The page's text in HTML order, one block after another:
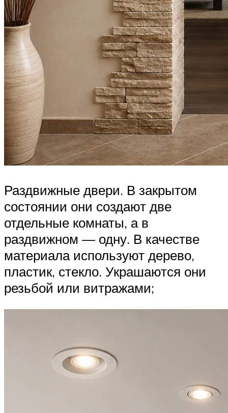
Раздвижные двери. В закрытом
состоянии они создают две
отдельные комнаты, а в
раздвижном — одну. В качестве
материала используют дерево,
пластик, стекло. Украшаются они
резьбой или витражами;